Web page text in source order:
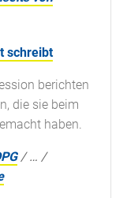
schreibt
berichten
die sie beim
haben.
/… /